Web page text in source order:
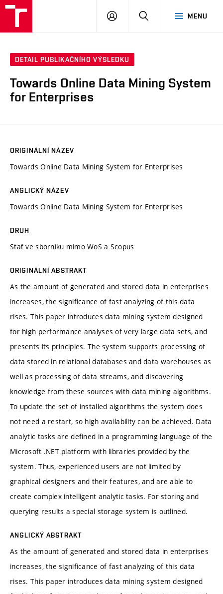
MENU
PŘIHLÁSIT
DETAIL PUBLIKAČNÍHO VÝSLEDKU
Towards Online Data Mining System
for Enterprises
ORIGINÁLNÍ NÁZEV
Towards Online Data Mining System for Enterprises
ANGLICKÝ NÁZEV
Towards Online Data Mining System for Enterprises
DRUH
Stať ve sborníku mimo WoS a Scopus
ORIGINÁLNÍ ABSTRAKT
As the amount of generated and stored data in enterprises
increases, the significance of fast analyzing of this data
rises. This paper introduces data mining system designed
for high performance analyses of very large data sets, and
presents its principles. The system supports processing of
data stored in relational databases and data warehouses as
well as processing of data streams, and discovering
knowledge from these sources with data mining algorithms.
To update the set of installed algorithms the system does
not need a restart, so high availability can be achieved. Data
analytic tasks are defined in a programming language of the
Microsoft .NET platform with libraries provided by the
system. Thus, experienced users are not limited by
graphical designers and their features, and are able to
create complex intelligent analytic tasks. For storing and
querying results a special storage system is outlined.
ANGLICKÝ ABSTRAKT
As the amount of generated and stored data in enterprises
increases, the significance of fast analyzing of this data
rises. This paper introduces data mining system designed